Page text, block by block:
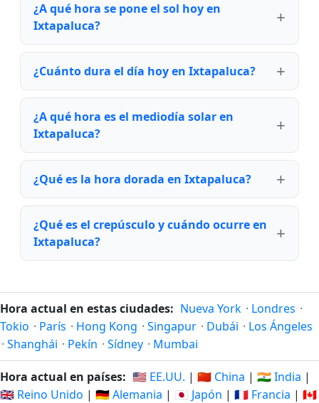
¿A qué hora se pone el sol hoy en
Ixtapaluca?
¿Cuánto dura el día hoy en Ixtapaluca?
¿A qué hora es el mediodía solar en
Ixtapaluca?
¿Qué es la hora dorada en Ixtapaluca?
¿Qué es el crepúsculo y cuándo ocurre en
Ixtapaluca?
Hora actual en estas ciudades: Nueva York · Londres ·
Tokio · París · Hong Kong · Singapur · Dubái · Los Ángeles
· Shanghái · Pekín · Sídney · Mumbai
Hora actual en países: 🇺🇸 EE.UU. | 🇨🇳 China | 🇮🇳 India |
🇬🇧 Reino Unido | 🇩🇪 Alemania | 🇯🇵 Japón | 🇫🇷 Francia | 🇨🇦